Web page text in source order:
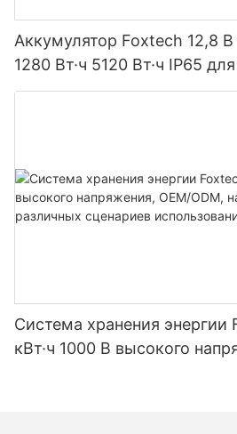
Аккумулятор Foxtech 12,8 В
1280 Вт·ч 5120 Вт·ч IP65
и солнечных домашних
Система хранения энергии
кВт·ч 1000 В высокого